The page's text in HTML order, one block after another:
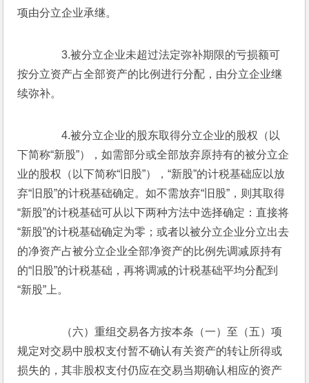
项由分立企业承继。
3.被分立企业未超过法定弥补期限的亏损额可
按分立资产占全部资产的比例进行分配，由分立企业继
续弥补。
4.被分立企业的股东取得分立企业的股权（以
下简称“新股”），如需部分或全部放弃原持有的被分立企
业的股权（以下简称“旧股”），“新股”的计税基础应以放
弃“旧股”的计税基础确定。如不需放弃“旧股”，则其取得
“新股”的计税基础可从以下两种方法中选择确定：直接将
“新股”的计税基础确定为零；或者以被分立企业分立出去
的净资产占被分立企业全部净资产的比例先调减原持有
的“旧股”的计税基础，再将调减的计税基础平均分配到
“新股”上。
（六）重组交易各方按本条（一）至（五）项
规定对交易中股权支付暂不确认有关资产的转让所得或
损失的，其非股权支付仍应在交易当期确认相应的资产